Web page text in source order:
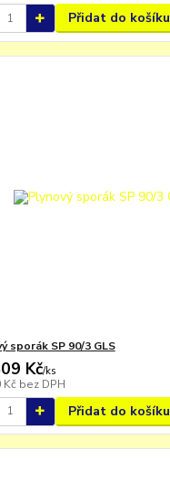
Přidat do košíku
sporák SP 90/3 GLS
Kč/ks
Kč bez DPH
Přidat do košíku